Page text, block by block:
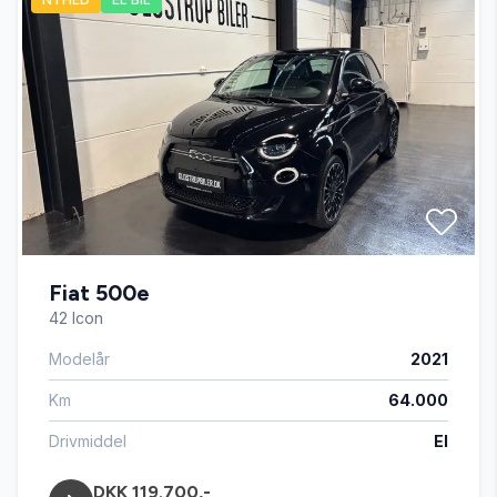
Bluetooth
El-indstillelige forsæder
El-klapbare sidespejle med varme
El-ruder x4
El-soltag
Fartpilot
Fjernbetjent centrallås
Fiat 500e
42 Icon
Modelår 2021
Km 64.000
Drivmiddel El
DKK 119.700,-